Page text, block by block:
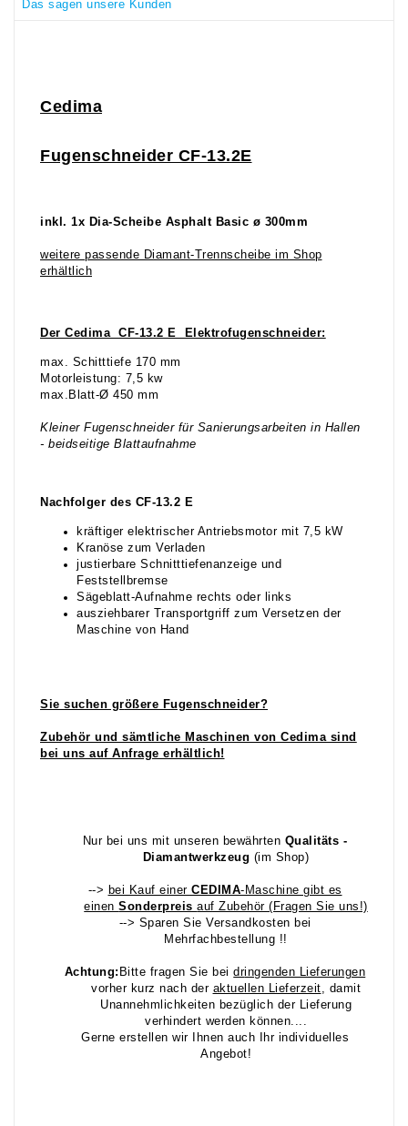
Das sagen unsere Kunden
Cedima
Fugenschneider CF-13.2E
inkl. 1x Dia-Scheibe Asphalt Basic ø 300mm
weitere passende Diamant-Trennscheibe im Shop
erhältlich
Der Cedima CF-13.2 E Elektrofugenschneider:
max. Schitttiefe 170 mm
Motorleistung: 7,5 kw
max.Blatt-Ø 450 mm
Kleiner Fugenschneider für Sanierungsarbeiten in Hallen
- beidseitige Blattaufnahme
Nachfolger des CF-13.2 E
kräftiger elektrischer Antriebsmotor mit 7,5 kW
Kranöse zum Verladen
justierbare Schnitttiefenanzeige und
Feststellbremse
Sägeblatt-Aufnahme rechts oder links
ausziehbarer Transportgriff zum Versetzen der
Maschine von Hand
Sie suchen größere Fugenschneider?
Zubehör und sämtliche Maschinen von Cedima sind
bei uns auf Anfrage erhältlich!
Nur bei uns mit unseren bewährten Qualitäts -
Diamantwerkzeug (im Shop)
--> bei Kauf einer CEDIMA-Maschine gibt es
einenSonderpreisauf Zubehör (Fragen Sie uns!)
--> Sparen Sie Versandkosten bei
Mehrfachbestellung !!
Achtung: Bitte fragen Sie beidringenden Lieferungen
vorher kurz nach der aktuellen Lieferzeit, damit
Unannehmlichkeiten bezüglich der Lieferung
verhindert werden können....
Gerne erstellen wir Ihnen auch Ihr individuelles
Angebot!